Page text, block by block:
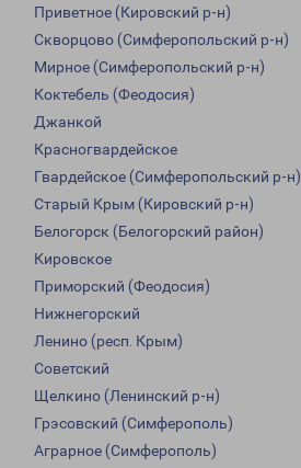
Приветное (Кировский р-н)
Скворцово (Симферопольский р-н)
Мирное (Симферопольский р-н)
Коктебель (Феодосия)
Джанкой
Красногвардейское
Гвардейское (Симферопольский р-н)
Старый Крым (Кировский р-н)
Белогорск (Белогорский район)
Кировское
Приморский (Феодосия)
Нижнегорский
Ленино (респ. Крым)
Советский
Щелкино (Ленинский р-н)
Грэсовский (Симферополь)
Аграрное (Симферополь)